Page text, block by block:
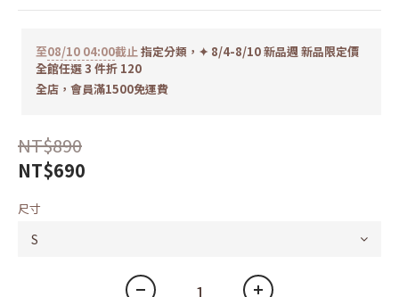
至08/10 04:00截止指定分類，✦ 8/4-8/10 新品週 新品限定價
全館任選 3 件折 120
全店，會員滿1500免運費
NT$890
NT$690
尺寸